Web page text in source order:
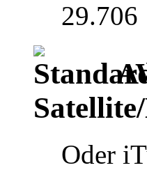
29.706
Oder